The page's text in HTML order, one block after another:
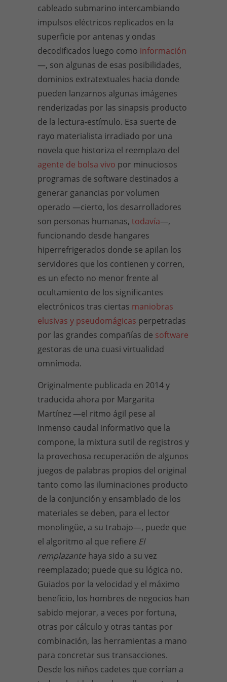
cableado submarino intercambiando
impulsos eléctricos replicados en la
superficie por antenas y ondas
decodificados luego como información
—, son algunas de esas posibilidades,
dominios extratextuales hacia donde
pueden lanzarnos algunas imágenes
renderizadas por las sinapsis producto
de la lectura-estímulo. Esa suerte de
rayo materialista irradiado por una
novela que historiza el reemplazo del
agente de bolsa vivo por minuciosos
programas de software destinados a
generar ganancias por volumen
operado —cierto, los desarrolladores
son personas humanas, todavía—,
funcionando desde hangares
hiperrefrigerados donde se apilan los
servidores que los contienen y corren,
es un efecto no menor frente al
ocultamiento de los significantes
electrónicos tras ciertas maniobras
elusivas y pseudomágicas perpetradas
por las grandes compañías de software
gestoras de una cuasi virtualidad
omnímoda.
Originalmente publicada en 2014 y
traducida ahora por Margarita
Martínez —el ritmo ágil pese al
inmenso caudal informativo que la
compone, la mixtura sutil de registros y
la provechosa recuperación de algunos
juegos de palabras propios del original
tanto como las iluminaciones producto
de la conjunción y ensamblado de los
materiales se deben, para el lector
monolingüe, a su trabajo—, puede que
el algoritmo al que refiere El
remplazante haya sido a su vez
reemplazado; puede que su lógica no.
Guiados por la velocidad y el máximo
beneficio, los hombres de negocios han
sabido mejorar, a veces por fortuna,
otras por cálculo y otras tantas por
combinación, las herramientas a mano
para concretar sus transacciones.
Desde los niños cadetes que corrían a